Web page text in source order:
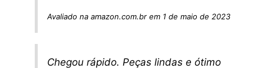
Avaliado na amazon.com.br em 1 de maio de 2023
Chegou rápido. Peças lindas e ótimo